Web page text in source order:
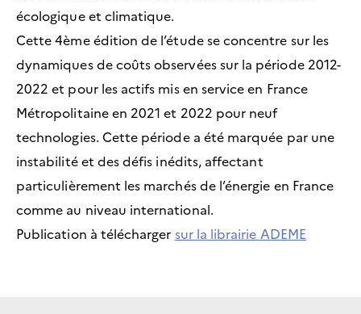
écologique et climatique.
Cette 4ème édition de l’étude se concentre sur les
dynamiques de coûts observées sur la période 2012-
2022 et pour les actifs mis en service en France
Métropolitaine en 2021 et 2022 pour neuf
technologies. Cette période a été marquée par une
instabilité et des défis inédits, affectant
particulièrement les marchés de l’énergie en France
comme au niveau international.
Publication à télécharger sur la librairie ADEME